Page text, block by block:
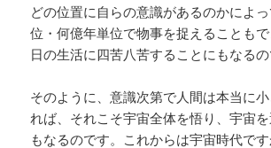
どの位置に自らの意識があるのかによ
位・何億年単位で物事を捉えることも
日の生活に四苦八苦することにもなるの
そのように、意識次第で人間は本当に
れば、それこそ宇宙全体を悟り、宇宙
もなるのです。これからは宇宙時代で